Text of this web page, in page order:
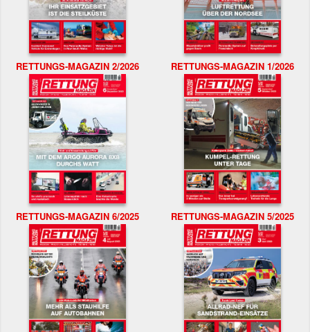
RETTUNGS-MAGAZIN 2/2026 RETTUNGS-MAGAZIN 1/2026
RETTUNGS-MAGAZIN 6/2025 RETTUNGS-MAGAZIN 5/2025